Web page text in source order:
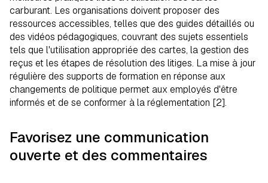
carburant. Les organisations doivent proposer des
ressources accessibles, telles que des guides détaillés ou
des vidéos pédagogiques, couvrant des sujets essentiels
tels que l'utilisation appropriée des cartes, la gestion des
reçus et les étapes de résolution des litiges. La mise à jour
régulière des supports de formation en réponse aux
changements de politique permet aux employés d'être
informés et de se conformer à la réglementation [2].
Favorisez une communication
ouverte et des commentaires